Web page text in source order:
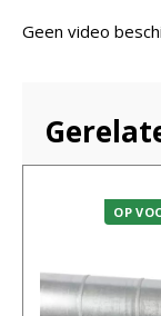
Geen video
OP